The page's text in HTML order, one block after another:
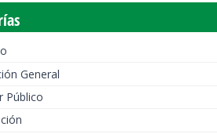
General
Público